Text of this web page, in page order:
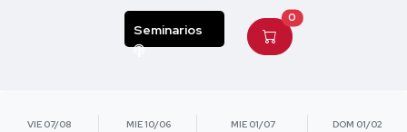
Seminarios
0
VIE 07/08 MIE 10/06 MIE 01/07 DOM 01/02